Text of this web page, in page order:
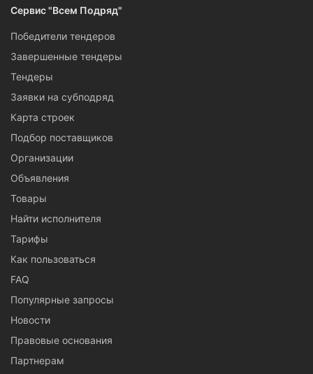
Сервис "Всем Подряд"
Победители тендеров
Завершенные тендеры
Тендеры
Заявки на субподряд
Карта строек
Подбор поставщиков
Организации
Объявления
Товары
Найти исполнителя
Тарифы
Как пользоваться
FAQ
Популярные запросы
Новости
Правовые основания
Партнерам